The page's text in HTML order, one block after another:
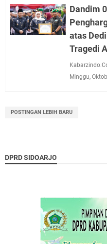
Dandim
atas
Tragedi
Minggu,
POSTINGAN LEBIH BARU
DPRD SIDOARJO